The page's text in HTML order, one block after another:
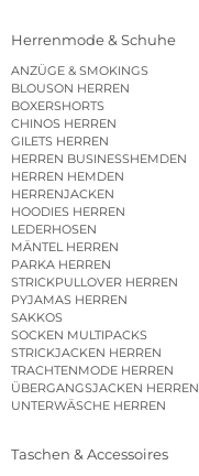
Herrenmode & Schuhe
ANZÜGE & SMOKINGS
BLOUSON HERREN
BOXERSHORTS
CHINOS HERREN
GILETS HERREN
HERREN BUSINESSHEMDEN
HERREN HEMDEN
HERRENJACKEN
HOODIES HERREN
LEDERHOSEN
MÄNTEL HERREN
PARKA HERREN
STRICKPULLOVER HERREN
PYJAMAS HERREN
SAKKOS
SOCKEN MULTIPACKS
STRICKJACKEN HERREN
TRACHTENMODE HERREN
ÜBERGANGSJACKEN HERREN
UNTERWÄSCHE HERREN
Taschen & Accessoires